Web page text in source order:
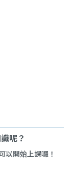
呢？
以開始上課囉！